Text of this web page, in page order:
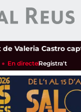
Castro
En directeRegistra't